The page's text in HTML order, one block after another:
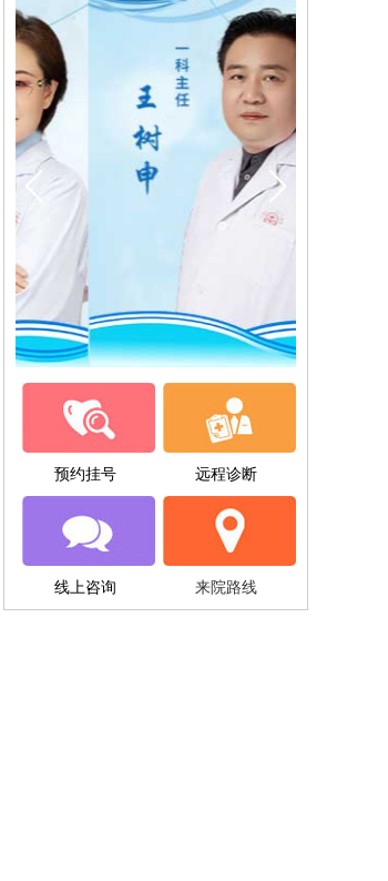
预约挂号 远程诊断
线上咨询 来院路线